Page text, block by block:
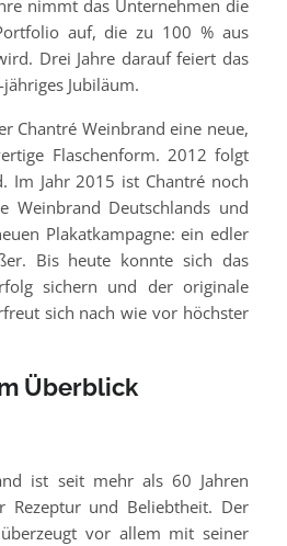
nimmt das Unternehmen die
auf, die zu 100 % aus
Drei Jahre darauf feiert das
Jubiläum.
Chantré Weinbrand eine neue,
Flaschenform. 2012 folgt
Im Jahr 2015 ist Chantré noch
Weinbrand Deutschlands und
Plakatkampagne: ein edler
Bis heute konnte sich das
sichern und der originale
sich nach wie vor höchster
Überblick
ist seit mehr als 60 Jahren
Rezeptur und Beliebtheit. Der
vor allem mit seiner